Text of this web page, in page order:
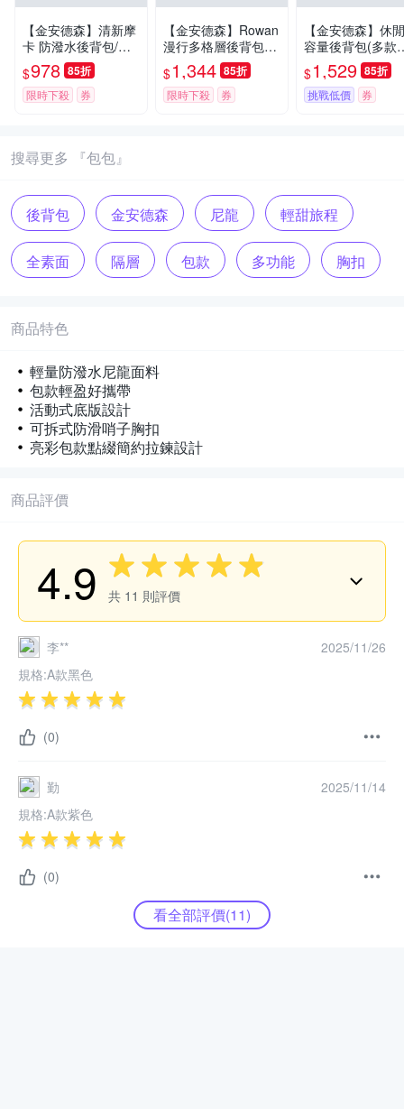
【金安德森】清新摩
卡 防潑水後背包/單
肩包/托特包/側背包
(多款任選)
$978 85折
限時下殺 券
【金安德森】Rowan
漫行多格層後背包-
黑
$1,344 85折
限時下殺 券
【金安德森】休
容量後背包(多款
選)
$1,529 85折
挑戰低價 券
搜尋更多 『包包』
後背包 金安德森 尼龍 輕甜旅程
全素面 隔層 包款 多功能 胸扣
商品特色
輕量防潑水尼龍面料
包款輕盈好攜帶
活動式底版設計
可拆式防滑哨子胸扣
亮彩包款點綴簡約拉鍊設計
商品評價
4.9 共 11 則評價
李**
2025/11/26
規格:A款黑色
(0)
勤
2025/11/14
規格:A款紫色
(0)
看全部評價(11)